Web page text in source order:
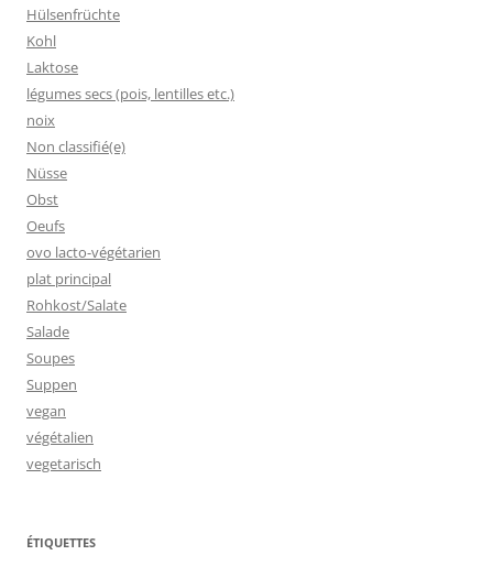
Hülsenfrüchte
Kohl
Laktose
légumes secs (pois, lentilles etc.)
noix
Non classifié(e)
Nüsse
Obst
Oeufs
ovo lacto-végétarien
plat principal
Rohkost/Salate
Salade
Soupes
Suppen
vegan
végétalien
vegetarisch
ÉTIQUETTES